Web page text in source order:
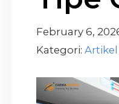
February 6,
Kategori: Artikel